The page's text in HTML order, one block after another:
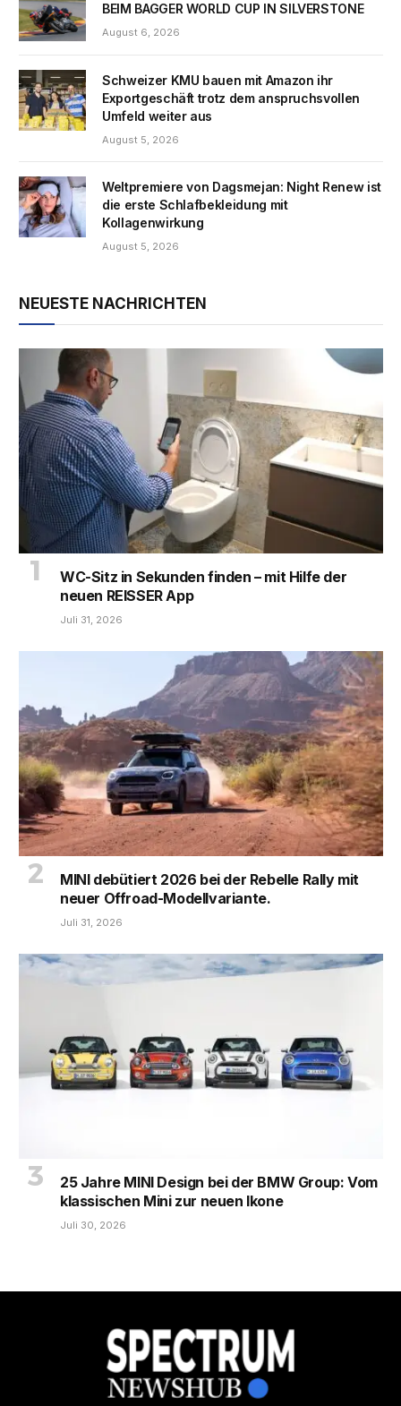
BEIM BAGGER WORLD CUP IN SILVERSTONE
August 6, 2026
Schweizer KMU bauen mit Amazon ihr
Exportgeschäft trotz dem anspruchsvollen
Umfeld weiter aus
August 5, 2026
Weltpremiere von Dagsmejan: Night Renew ist
die erste Schlafbekleidung mit
Kollagenwirkung
August 5, 2026
NEUESTE NACHRICHTEN
WC-Sitz in Sekunden finden – mit Hilfe der
neuen REISSER App
Juli 31, 2026
MINI debütiert 2026 bei der Rebelle Rally mit
neuer Offroad-Modellvariante.
Juli 31, 2026
25 Jahre MINI Design bei der BMW Group: Vom
klassischen Mini zur neuen Ikone
Juli 30, 2026